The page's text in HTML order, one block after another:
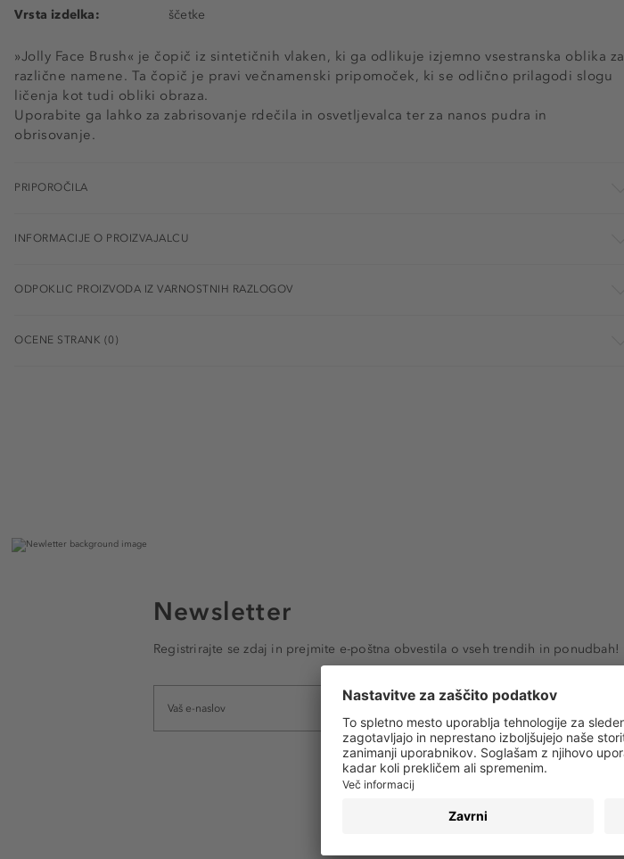
»Jolly Face Brush« je čopič iz sintetičnih vlaken, ki ga odlikuje izjemno vsestranska oblika za
različne namene. Ta čopič je pravi večnamenski pripomoček, ki se odlično prilagodi slogu
ličenja kot tudi obliki obraza.
Uporabite ga lahko za zabrisovanje rdečila in osvetljevalca ter za nanos pudra in
obrisovanje.
Vrsta izdelka:
ščetke
PRIPOROČILA
INFORMACIJE O PROIZVAJALCU
ODPOKLIC PROIZVODA IZ VARNOSTNIH RAZLOGOV
OCENE STRANK (0)
Newsletter
Registrirajte se zdaj in prejmite e-poštna obvestila o vseh trendih in ponudbah!